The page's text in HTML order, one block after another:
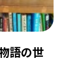
語の世